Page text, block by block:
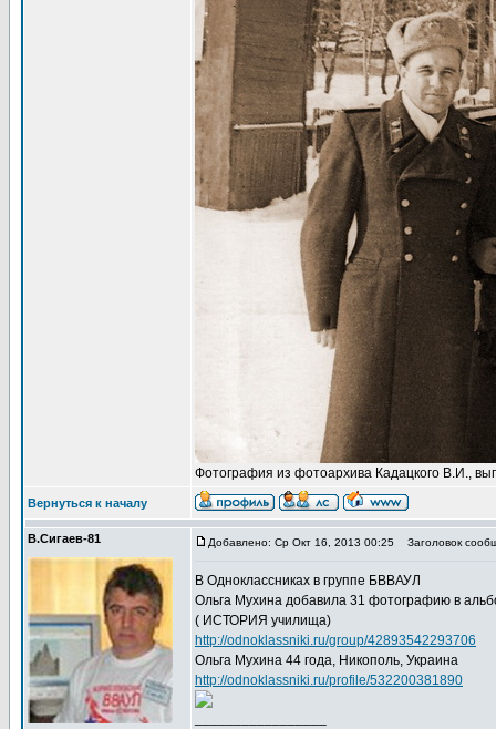
Фотография из фотоархива Кадацкого В.И.,
Вернуться к началу
В.Сигаев-81 Добавлено: Ср Окт 16, 2013 00:25 Заголовок
В Одноклассниках в группе БВВАУЛ
Ольга Мухина добавила 31 фотографию ​в
( ИСТОРИЯ училища)
http://odnoklassniki.ru/group/42893542293706
Ольга Мухина 44 года, Никополь, Украина
http://odnoklassniki.ru/profile/532200381890